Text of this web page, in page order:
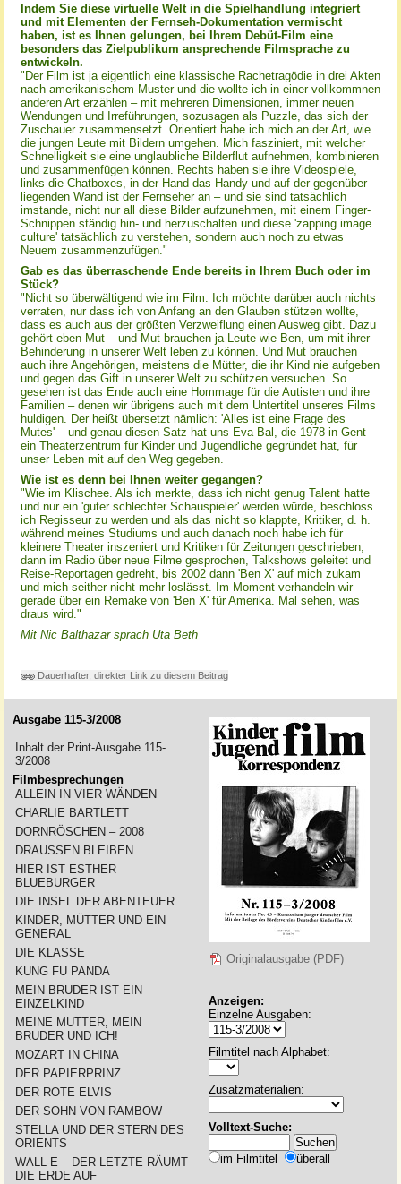
Indem Sie diese virtuelle Welt in die Spielhandlung integriert
und mit Elementen der Fernseh-Dokumentation vermischt
haben, ist es Ihnen gelungen, bei Ihrem Debüt-Film eine
besonders das Zielpublikum ansprechende Filmsprache zu
entwickeln.
"Der Film ist ja eigentlich eine klassische Rachetragödie in drei Akten
nach amerikanischem Muster und die wollte ich in einer vollkommnen
anderen Art erzählen – mit mehreren Dimensionen, immer neuen
Wendungen und Irreführungen, sozusagen als Puzzle, das sich der
Zuschauer zusammensetzt. Orientiert habe ich mich an der Art, wie
die jungen Leute mit Bildern umgehen. Mich fasziniert, mit welcher
Schnelligkeit sie eine unglaubliche Bilderflut aufnehmen, kombinieren
und zusammenfügen können. Rechts haben sie ihre Videospiele,
links die Chatboxes, in der Hand das Handy und auf der gegenüber
liegenden Wand ist der Fernseher an – und sie sind tatsächlich
imstande, nicht nur all diese Bilder aufzunehmen, mit einem Finger-
Schnippen ständig hin- und herzuschalten und diese 'zapping image
culture' tatsächlich zu verstehen, sondern auch noch zu etwas
Neuem zusammenzufügen."
Gab es das überraschende Ende bereits in Ihrem Buch oder im
Stück?
"Nicht so überwältigend wie im Film. Ich möchte darüber auch nichts
verraten, nur dass ich von Anfang an den Glauben stützen wollte,
dass es auch aus der größten Verzweiflung einen Ausweg gibt. Dazu
gehört eben Mut – und Mut brauchen ja Leute wie Ben, um mit ihrer
Behinderung in unserer Welt leben zu können. Und Mut brauchen
auch ihre Angehörigen, meistens die Mütter, die ihr Kind nie aufgeben
und gegen das Gift in unserer Welt zu schützen versuchen. So
gesehen ist das Ende auch eine Hommage für die Autisten und ihre
Familien – denen wir übrigens auch mit dem Untertitel unseres Films
huldigen. Der heißt übersetzt nämlich: 'Alles ist eine Frage des
Mutes' – und genau diesen Satz hat uns Eva Bal, die 1978 in Gent
ein Theaterzentrum für Kinder und Jugendliche gegründet hat, für
unser Leben mit auf den Weg gegeben.
Wie ist es denn bei Ihnen weiter gegangen?
"Wie im Klischee. Als ich merkte, dass ich nicht genug Talent hatte
und nur ein 'guter schlechter Schauspieler' werden würde, beschloss
ich Regisseur zu werden und als das nicht so klappte, Kritiker, d. h.
während meines Studiums und auch danach noch habe ich für
kleinere Theater inszeniert und Kritiken für Zeitungen geschrieben,
dann im Radio über neue Filme gesprochen, Talkshows geleitet und
Reise-Reportagen gedreht, bis 2002 dann 'Ben X' auf mich zukam
und mich seither nicht mehr loslässt. Im Moment verhandeln wir
gerade über ein Remake von 'Ben X' für Amerika. Mal sehen, was
draus wird."
Mit Nic Balthazar sprach Uta Beth
Dauerhafter, direkter Link zu diesem Beitrag
Ausgabe 115-3/2008
Inhalt der Print-Ausgabe 115-
3/2008
Filmbesprechungen
ALLEIN IN VIER WÄNDEN
CHARLIE BARTLETT
DORNRÖSCHEN – 2008
DRAUSSEN BLEIBEN
HIER IST ESTHER
BLUEBURGER
DIE INSEL DER ABENTEUER
KINDER, MÜTTER UND EIN
GENERAL
DIE KLASSE
KUNG FU PANDA
MEIN BRUDER IST EIN
EINZELKIND
MEINE MUTTER, MEIN
BRUDER UND ICH!
MOZART IN CHINA
DER PAPIERPRINZ
DER ROTE ELVIS
DER SOHN VON RAMBOW
STELLA UND DER STERN DES
ORIENTS
WALL-E – DER LETZTE RÄUMT
DIE ERDE AUF
Originalausgabe (PDF)
Anzeigen:
Einzelne Ausgaben:
Filmtitel nach Alphabet:
Zusatzmaterialien:
Volltext-Suche:
im Filmtitel überall